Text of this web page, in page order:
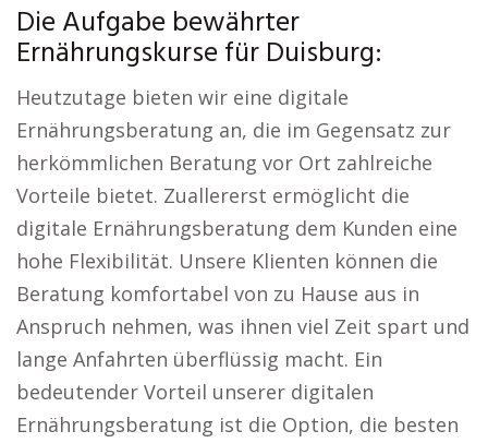
Die Aufgabe bewährter
Ernährungskurse für Duisburg:
Heutzutage bieten wir eine digitale
Ernährungsberatung an, die im Gegensatz zur
herkömmlichen Beratung vor Ort zahlreiche
Vorteile bietet. Zuallererst ermöglicht die
digitale Ernährungsberatung dem Kunden eine
hohe Flexibilität. Unsere Klienten können die
Beratung komfortabel von zu Hause aus in
Anspruch nehmen, was ihnen viel Zeit spart und
lange Anfahrten überflüssig macht. Ein
bedeutender Vorteil unserer digitalen
Ernährungsberatung ist die Option, die besten